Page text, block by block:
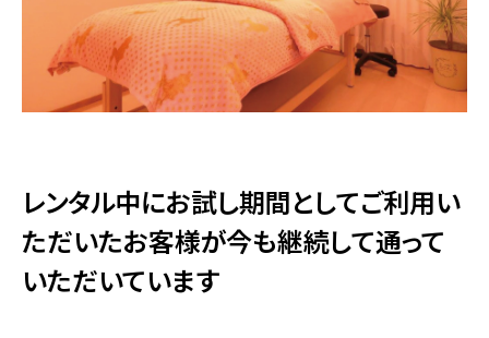
レンタル中にお試し期間としてご利用い
ただいたお客様が今も継続して通って
いただいています